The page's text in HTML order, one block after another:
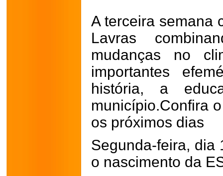
A terceira semana
Lavras
mudanças no
importantes
história, a
município.Confira
os próximos dias
Segunda-feira, dia
o nascimento da